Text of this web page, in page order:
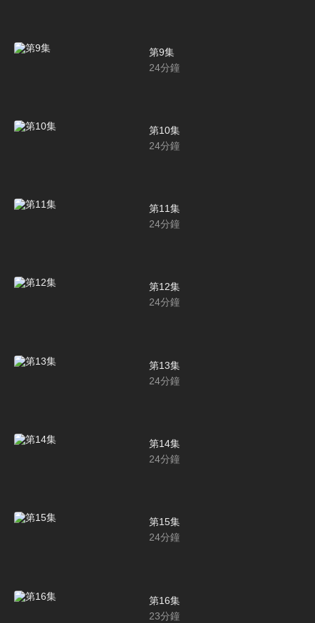
第9集
24分鐘
第10集
24分鐘
第11集
24分鐘
第12集
24分鐘
第13集
24分鐘
第14集
24分鐘
第15集
24分鐘
第16集
23分鐘